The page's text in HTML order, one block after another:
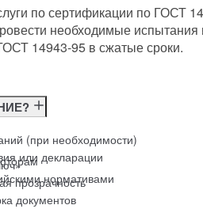
по сертификации по ГОСТ
необходимые испытания
14943-95 в сжатые сроки.
(при необходимости)
или декларации
нормативами
прозрачность
документов